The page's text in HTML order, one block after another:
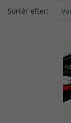
Sortér efter: